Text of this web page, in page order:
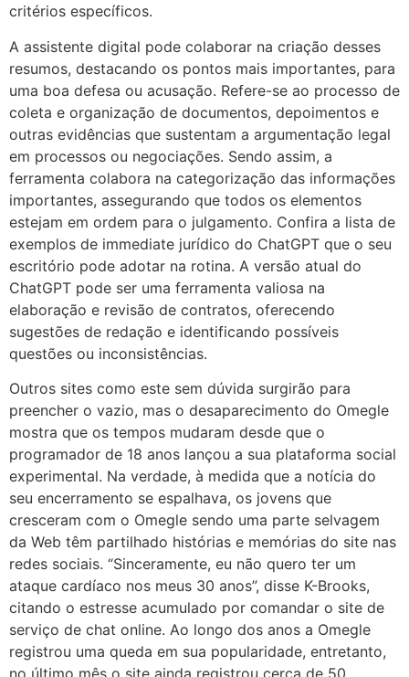
critérios específicos.
A assistente digital pode colaborar na criação desses
resumos, destacando os pontos mais importantes, para
uma boa defesa ou acusação. Refere-se ao processo de
coleta e organização de documentos, depoimentos e
outras evidências que sustentam a argumentação legal
em processos ou negociações. Sendo assim, a
ferramenta colabora na categorização das informações
importantes, assegurando que todos os elementos
estejam em ordem para o julgamento. Confira a lista de
exemplos de immediate jurídico do ChatGPT que o seu
escritório pode adotar na rotina. A versão atual do
ChatGPT pode ser uma ferramenta valiosa na
elaboração e revisão de contratos, oferecendo
sugestões de redação e identificando possíveis
questões ou inconsistências.
Outros sites como este sem dúvida surgirão para
preencher o vazio, mas o desaparecimento do Omegle
mostra que os tempos mudaram desde que o
programador de 18 anos lançou a sua plataforma social
experimental. Na verdade, à medida que a notícia do
seu encerramento se espalhava, os jovens que
cresceram com o Omegle sendo uma parte selvagem
da Web têm partilhado histórias e memórias do site nas
redes sociais. “Sinceramente, eu não quero ter um
ataque cardíaco nos meus 30 anos”, disse K-Brooks,
citando o estresse acumulado por comandar o site de
serviço de chat online. Ao longo dos anos a Omegle
registrou uma queda em sua popularidade, entretanto,
no último mês o site ainda registrou cerca de 50